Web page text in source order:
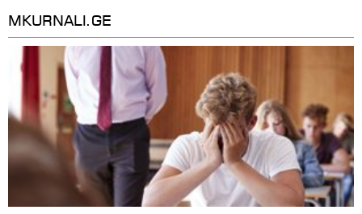
09:00 / 07-08-2026
18 წელი აგვისტოს ომიდან - ტრაგიკული
მოვლენების ქრონოლოგია, რომელიც
შესაძლოა, აღარ გვახსოვს
MKURNALI.GE